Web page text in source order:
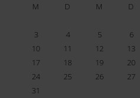
M
D M D
3
4 5 6
10
11 12 13
17
18 19 20
24
25 26 27
31